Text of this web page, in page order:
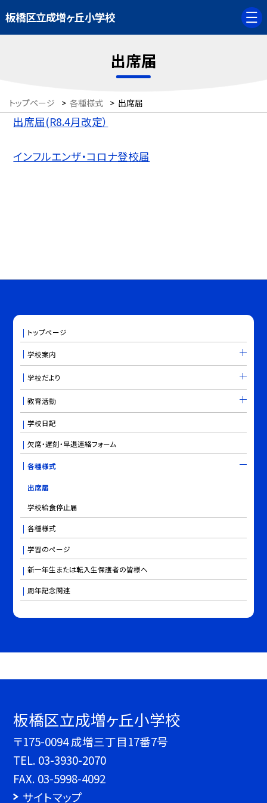
板橋区立成増ヶ丘小学校
出席届
トップページ > 各種様式 > 出席届
出席届(R8.4月改定）
インフルエンザ・コロナ登校届
トップページ
学校案内
学校だより
教育活動
学校日記
欠席・遅刻・早退連絡フォーム
各種様式
出席届
学校給食停止届
各種様式
学習のページ
新一年生または転入生保護者の皆様へ
周年記念関連
板橋区立成増ヶ丘小学校
〒175-0094 成増三丁目17番7号
TEL. 03-3930-2070
FAX. 03-5998-4092
サイトマップ